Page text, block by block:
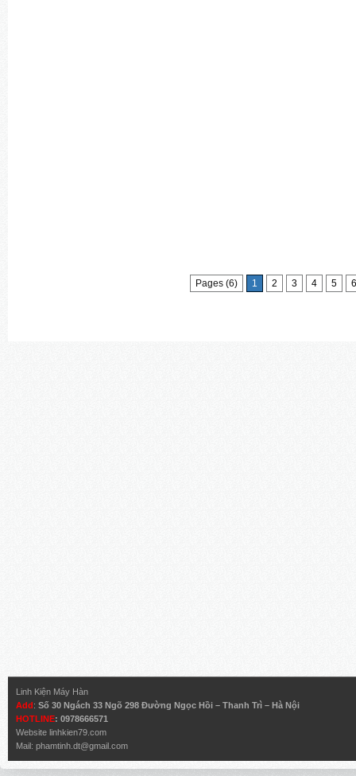
Pages (6) 1 2 3 4 5 6
Linh Kiện Máy Hàn
Add: Số 30 Ngách 33 Ngõ 298 Đường Ngọc Hồi – Thanh Trì – Hà Nội
HOTLINE: 0978666571
Website linhkien79.com
Mail: phamtinh.dt@gmail.com